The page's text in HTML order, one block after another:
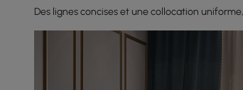
Des lignes concises et une collocation